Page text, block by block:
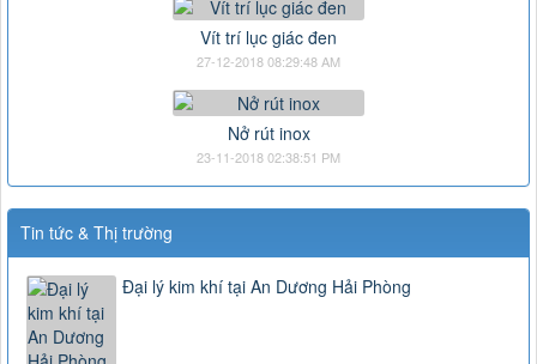
Vít trí lục giác đen
27-12-2018 08:29:48 AM
Nở rút inox
23-11-2018 02:38:51 PM
Tin tức & Thị trường
Đại lý kim khí tại An Dương Hải Phòng